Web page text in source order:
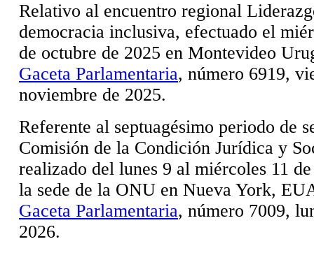
Relativo al encuentro regional
democracia inclusiva, efectuado el
de octubre de 2025 en Montevideo
Gaceta Parlamentaria, número 6919,
noviembre de 2025.
Referente al septuagésimo periodo de
Comisión de la Condición Jurídica y
realizado del lunes 9 al miércoles 11
la sede de la ONU en Nueva York,
Gaceta Parlamentaria, número 7009,
2026.